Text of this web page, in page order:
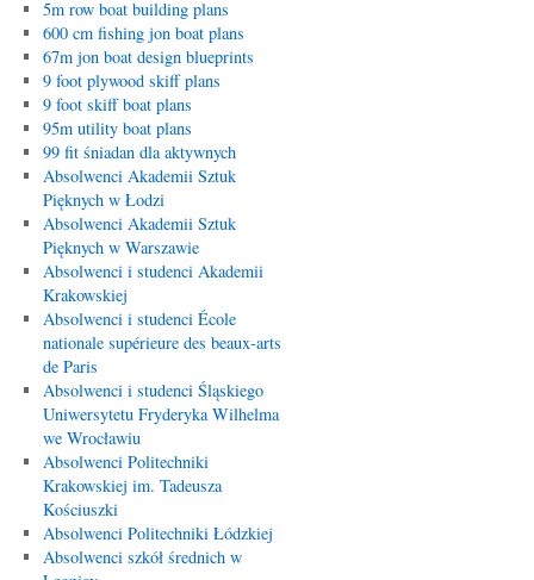
5m row boat building plans
600 cm fishing jon boat plans
67m jon boat design blueprints
9 foot plywood skiff plans
9 foot skiff boat plans
95m utility boat plans
99 fit śniadan dla aktywnych
Absolwenci Akademii Sztuk
Pięknych w Łodzi
Absolwenci Akademii Sztuk
Pięknych w Warszawie
Absolwenci i studenci Akademii
Krakowskiej
Absolwenci i studenci École
nationale supérieure des beaux-arts
de Paris
Absolwenci i studenci Śląskiego
Uniwersytetu Fryderyka Wilhelma
we Wrocławiu
Absolwenci Politechniki
Krakowskiej im. Tadeusza
Kościuszki
Absolwenci Politechniki Łódzkiej
Absolwenci szkół średnich w